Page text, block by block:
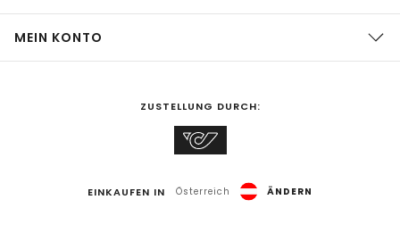
MEIN KONTO
ZUSTELLUNG DURCH:
EINKAUFEN IN Österreich ÄNDERN